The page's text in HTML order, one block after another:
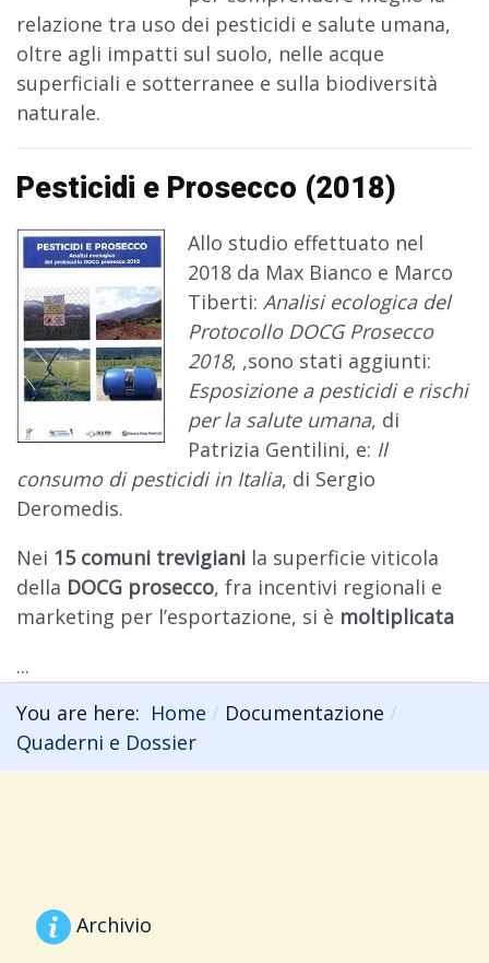
relazione tra uso dei pesticidi e salute umana,
oltre agli impatti sul suolo, nelle acque
superficiali e sotterranee e sulla biodiversità
naturale.
Pesticidi e Prosecco (2018)
Allo studio effettuato nel
2018 da Max Bianco e Marco
Tiberti:Analisi ecologica del
Protocollo DOCG Prosecco
2018, ,sono stati aggiunti:
Esposizione a pesticidi e rischi
per la salute umana, di
Patrizia Gentilini, e: Il
consumo di pesticidi in Italia, di Sergio
Deromedis.
Nei 15 comuni trevigiani la superficie viticola
della DOCG prosecco, fra incentivi regionali e
marketing per l’esportazione, si è moltiplicata
...
You are here: Home
Documentazione
Quaderni e Dossier
Archivio